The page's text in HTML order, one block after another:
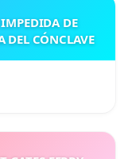
DE
DEL CÓNCLAVE